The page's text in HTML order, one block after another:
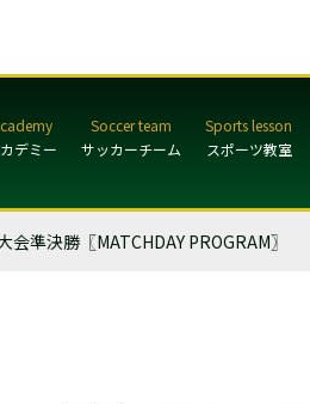
デミー サッカーチーム スポーツ教室
準決勝〖MATCHDAY PROGRAM〗